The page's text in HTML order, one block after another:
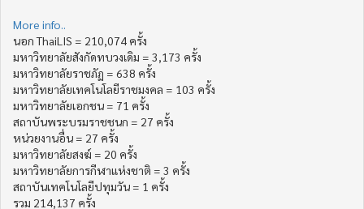
More info..
นอก ThaiLIS = 210,074 ครั้ง
มหาวิทยาลัยสังกัดทบวงเดิม = 3,173 ครั้ง
มหาวิทยาลัยราชภัฏ = 638 ครั้ง
มหาวิทยาลัยเทคโนโลยีราชมงคล = 103 ครั้ง
มหาวิทยาลัยเอกชน = 71 ครั้ง
สถาบันพระบรมราชชนก = 27 ครั้ง
หน่วยงานอื่น = 27 ครั้ง
มหาวิทยาลัยสงฆ์ = 20 ครั้ง
มหาวิทยาลัยการกีฬาแห่งชาติ = 3 ครั้ง
สถาบันเทคโนโลยีปทุมวัน = 1 ครั้ง
รวม 214,137 ครั้ง